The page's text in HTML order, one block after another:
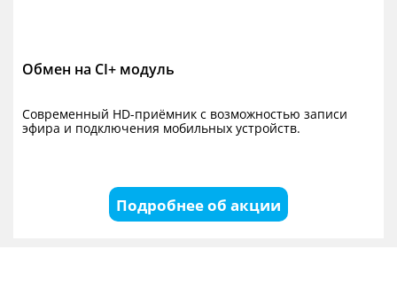
Обмен на CI+ модуль
Современный HD-приёмник с возможностью записи
эфира и подключения мобильных устройств.
Подробнее об акции